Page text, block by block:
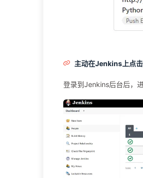
主动在Jenkins上点
登录到Jenkins后台后，